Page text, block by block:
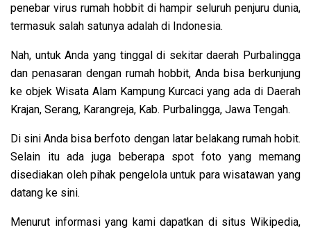
penebar virus rumah hobbit di hampir seluruh penjuru dunia,
termasuk salah satunya adalah di Indonesia.
Nah, untuk Anda yang tinggal di sekitar daerah Purbalingga
dan penasaran dengan rumah hobbit, Anda bisa berkunjung
ke objek Wisata Alam Kampung Kurcaci yang ada di Daerah
Krajan, Serang, Karangreja, Kab. Purbalingga, Jawa Tengah.
Di sini Anda bisa berfoto dengan latar belakang rumah hobit.
Selain itu ada juga beberapa spot foto yang memang
disediakan oleh pihak pengelola untuk para wisatawan yang
datang ke sini.
Menurut informasi yang kami dapatkan di situs Wikipedia,